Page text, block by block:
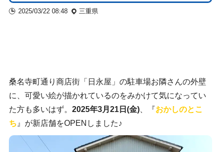
2025/03/22 08:48 三重県
桑名寺町通り商店街「日永屋」の駐車場お隣さんの外壁
に、可愛い絵が描かれているのをみかけて気になってい
た方も多いはず。 2025年3月21日(金)、『おかしのとこ
ち 』が新店舗をOPENしました♪